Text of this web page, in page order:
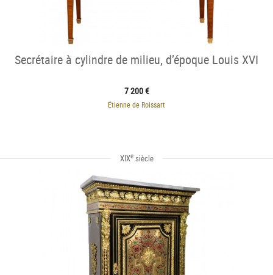
Secrétaire à cylindre de milieu, d’époque Louis XVI
7 200 €
Étienne de Roissart
XIXesiècle